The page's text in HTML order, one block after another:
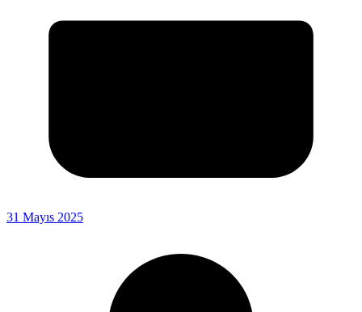
31 Mayıs 2025